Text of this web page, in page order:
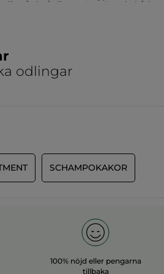
vård på djupet. En närande
på längderna i 3-10 minuter innan
odlingar
SCHAMPOKAKOR
100% nöjd eller pengarna
tillbaka